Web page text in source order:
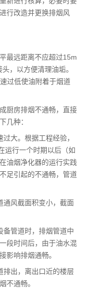
行改造并更换排烟风
最远距离不应超过15m
，以方便清理油垢。
过低使油附着于烟道
厨房排烟不通畅，直接
几种：
大。根据工程经验，
运行一个时期以后（如
油烟净化器的运行实践
足引起的不通畅，管道
通风截面积变小，截面
备管道时，排烟管道中
段时间后，由于油水混
影响排烟通畅。
排出，离出口近的楼层
不通畅。